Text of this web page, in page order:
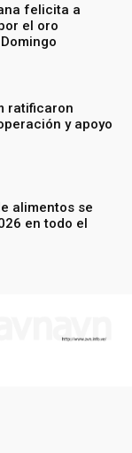
felicita a
el oro
ratificaron
y apoyo
alimentos se
en todo el